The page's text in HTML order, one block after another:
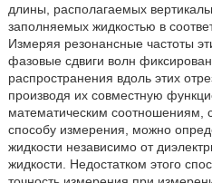
длины, располагаемых
заполняемых жидкостью в
Измеряя резонансные частоты
фазовые сдвиги волн
распространения вдоль этих
производя их совместную
математическим соотношениям,
способу измерения, можно
жидкости независимо от
жидкости. Недостатком этого